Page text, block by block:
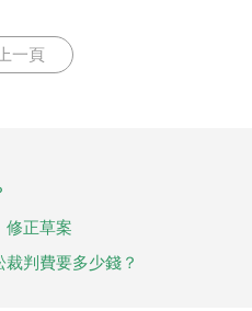
一頁
修正草案
判費要多少錢？